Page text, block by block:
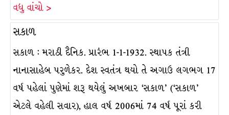
વધુ વાંચો >
સકાળ
સકાળ : મરાઠી દૈનિક. પ્રારંભ 1-1-1932. સ્થાપક તંત્રી
નાનાસાહેબ પરુળેકર. દેશ સ્વતંત્ર થયો તે અગાઉ લગભગ 17
વર્ષ પહેલાં પુણેમાં શરૂ થયેલું અખબાર ‘સકાળ’ (‘સકાળ’
એટલે વહેલી સવાર), હાલ વર્ષ 2006માં 74 વર્ષ પૂરાં કરી